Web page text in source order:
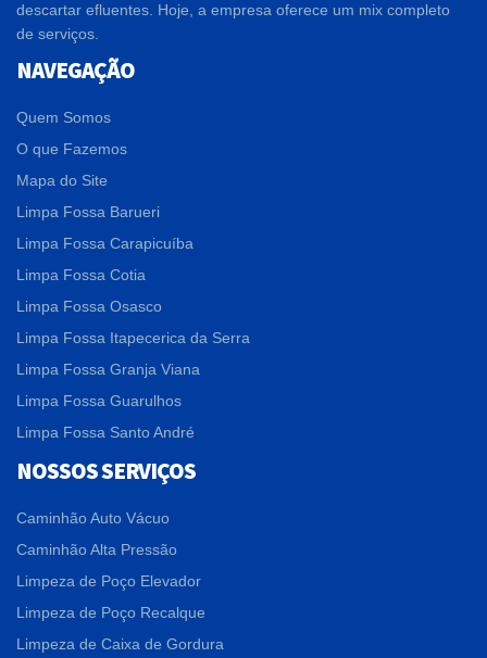
descartar efluentes. Hoje, a empresa oferece um mix completo
de serviços.
NAVEGAÇÃO
Quem Somos
O que Fazemos
Mapa do Site
Limpa Fossa Barueri
Limpa Fossa Carapicuíba
Limpa Fossa Cotia
Limpa Fossa Osasco
Limpa Fossa Itapecerica da Serra
Limpa Fossa Granja Viana
Limpa Fossa Guarulhos
Limpa Fossa Santo André
NOSSOS SERVIÇOS
Caminhão Auto Vácuo
Caminhão Alta Pressão
Limpeza de Poço Elevador
Limpeza de Poço Recalque
Limpeza de Caixa de Gordura